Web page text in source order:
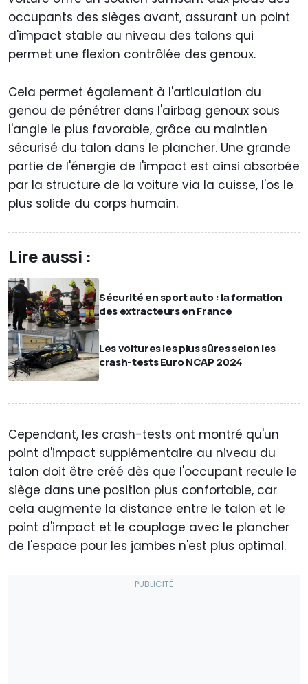
occupants des sièges avant, assurant un point
d'impact stable au niveau des talons qui
permet une flexion contrôlée des genoux.
Cela permet également à l'articulation du
genou de pénétrer dans l'airbag genoux sous
l'angle le plus favorable, grâce au maintien
sécurisé du talon dans le plancher. Une grande
partie de l'énergie de l'impact est ainsi absorbée
par la structure de la voiture via la cuisse, l'os le
plus solide du corps humain.
Lire aussi :
Sécurité en sport auto : la formation
des extracteurs en France
Les voitures les plus sûres selon les
crash-tests Euro NCAP 2024
Cependant, les crash-tests ont montré qu'un
point d'impact supplémentaire au niveau du
talon doit être créé dès que l'occupant recule le
siège dans une position plus confortable, car
cela augmente la distance entre le talon et le
point d'impact et le couplage avec le plancher
de l'espace pour les jambes n'est plus optimal.